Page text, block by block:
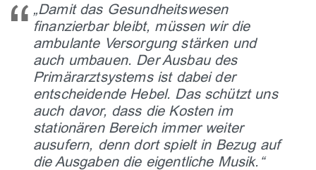
„Damit das Gesundheitswesen
finanzierbar bleibt, müssen wir die
ambulante Versorgung stärken und
auch umbauen. Der Ausbau des
Primärarztsystems ist dabei der
entscheidende Hebel. Das schützt uns
auch davor, dass die Kosten im
stationären Bereich immer weiter
ausufern, denn dort spielt in Bezug auf
die Ausgaben die eigentliche Musik.“